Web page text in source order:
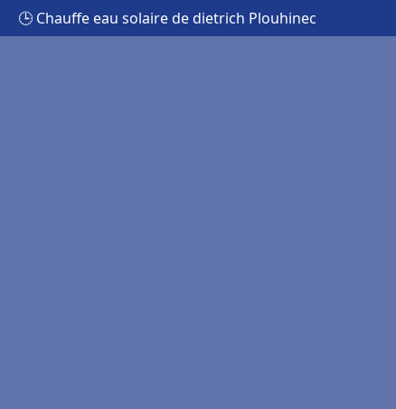
🕒 Chauffe eau solaire de dietrich Plouhinec